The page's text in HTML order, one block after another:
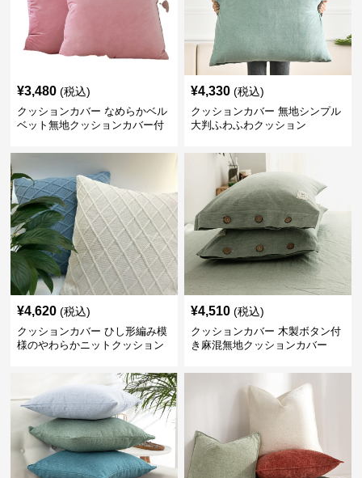
¥3,480 (税込)
クッションカバー なめらかベル
ベット無地クッションカバー付
¥4,330 (税込)
クッションカバー 無地シンプル
大判ふわふわクッション
¥4,620 (税込)
クッションカバー ひし形編み模
様のやわらかニットクッション
¥4,510 (税込)
クッションカバー 木製ボタン付
き麻混無地クッションカバー